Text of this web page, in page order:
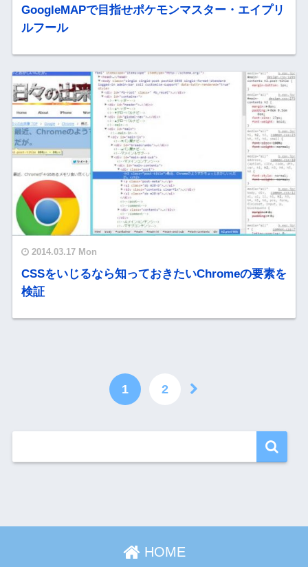
GoogleMAPで目指せポケモンマスター・エイプリ
ルフール
2014.03.17 Mon
CSSをいじるなら知っておきたいChromeの要素を
検証
1 2
HOME